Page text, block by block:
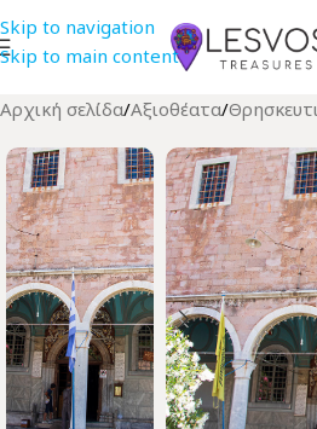
Skip to navigation
Skip to main content
Αρχική σελίδα/Αξιοθέατα/